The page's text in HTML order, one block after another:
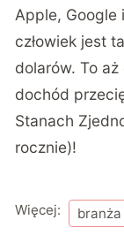
Apple, Google
człowiek jest
dolarów. To
dochód
Stanach
rocznie)!
Więcej: